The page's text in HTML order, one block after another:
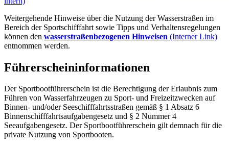
Weitergehende Hinweise über die Nutzung der Wasserstraßen im
Bereich der Sportschifffahrt sowie Tipps und Verhaltensregelungen
können den wasserstraßenbezogenen Hinweisen (Interner Link)
entnommen werden.
Führerscheininformationen
Der Sportbootführerschein ist die Berechtigung der Erlaubnis zum
Führen von Wasserfahrzeugen zu Sport- und Freizeitzwecken auf
Binnen- und/oder Seeschifffahrtsstraßen gemäß § 1 Absatz 6
Binnenschifffahrtsaufgabengesetz und § 2 Nummer 4
Seeaufgabengesetz. Der Sportbootführerschein gilt demnach für die
private Nutzung von Sportbooten.